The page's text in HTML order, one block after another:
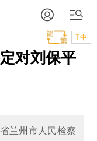
T中
对刘保平
兰州市人民检察